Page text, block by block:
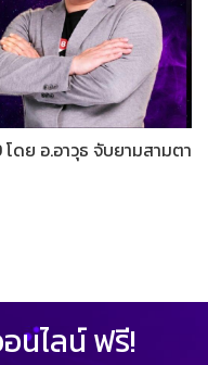
ดย อ.อาวุธ จับยามสามตา
นไลน์ ฟรี!